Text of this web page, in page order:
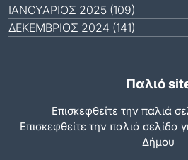
ΙΑΝΟΥΆΡΙΟΣ 2025 (109)
ΔΕΚΈΜΒΡΙΟΣ 2024 (141)
Παλιό
Επισκεφθείτε την παλιά
Eπισκεφθείτε την παλιά σελίδα
Δήμου